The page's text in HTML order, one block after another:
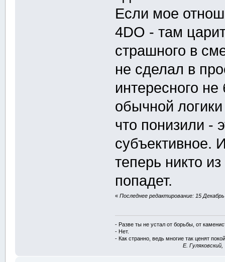
Если мое
4DO - там
страшного в
не сделал в
интересного
обычной
что понизили -
субъективное.
теперь никто
попадет.
«Последнее редактирование: 15
- Разве ты не устал от борьбы, от
- Нет.
- Как странно, ведь многие так ценят
E.